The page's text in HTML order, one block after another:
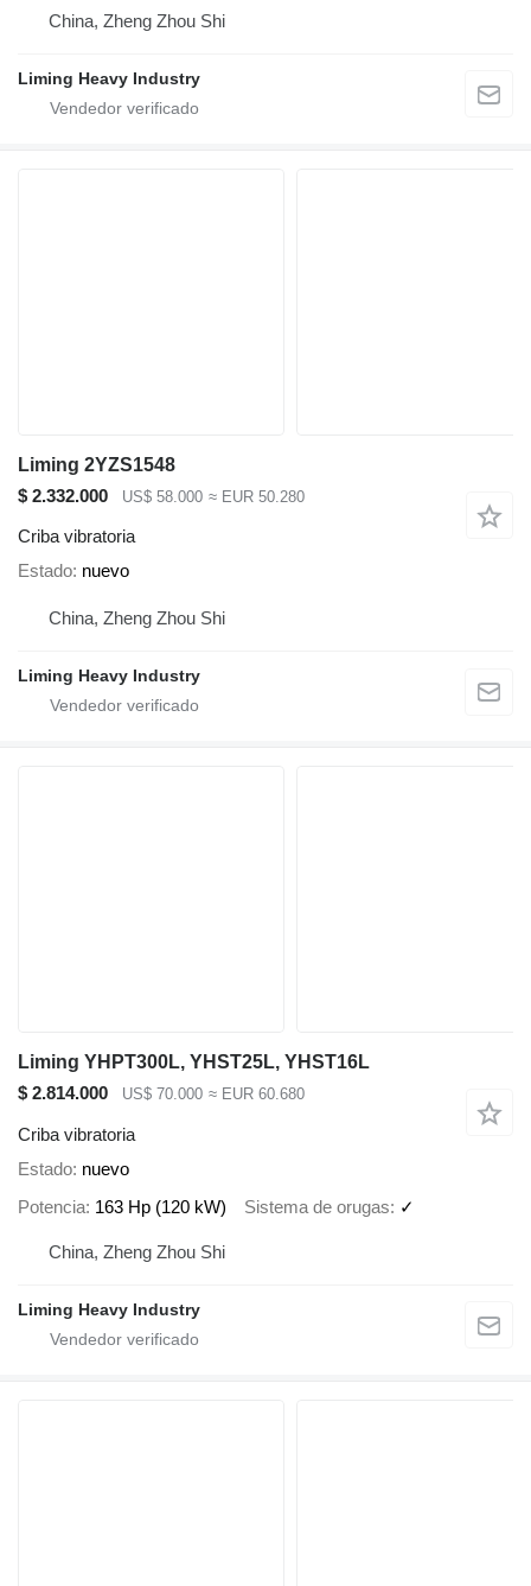
China, Zheng Zhou Shi
Liming Heavy Industry
Liming 2YZS1548
$ 2.332.000
US$ 58.000 ≈ EUR 50.280
Criba vibratoria
Estado nuevo
China, Zheng Zhou Shi
Liming Heavy Industry
Liming YHPT300L, YHST25L, YHST16L
$ 2.814.000
US$ 70.000 ≈ EUR 60.680
Criba vibratoria
Estado nuevo
Potencia 163 Hp (120 kW) Sistema de orugas ✓
China, Zheng Zhou Shi
Liming Heavy Industry